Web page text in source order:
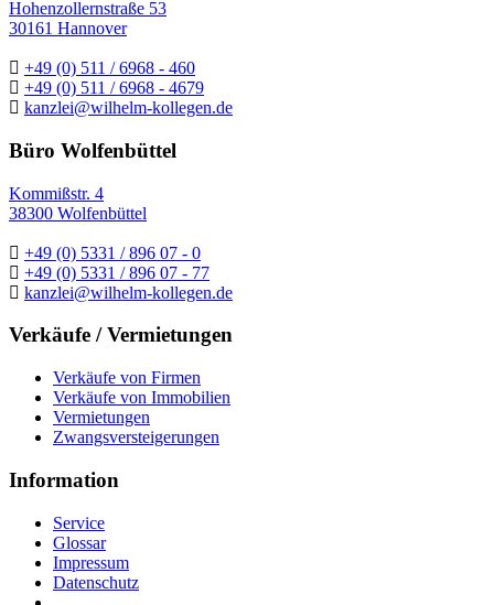
Hohenzollernstraße 53
30161 Hannover
+49 (0) 511 / 6968 - 460
+49 (0) 511 / 6968 - 4679
kanzlei@wilhelm-kollegen.de
Büro Wolfenbüttel
Kommißstr. 4
38300 Wolfenbüttel
+49 (0) 5331 / 896 07 - 0
+49 (0) 5331 / 896 07 - 77
kanzlei@wilhelm-kollegen.de
Verkäufe / Vermietungen
Verkäufe von Firmen
Verkäufe von Immobilien
Vermietungen
Zwangsversteigerungen
Information
Service
Glossar
Impressum
Datenschutz